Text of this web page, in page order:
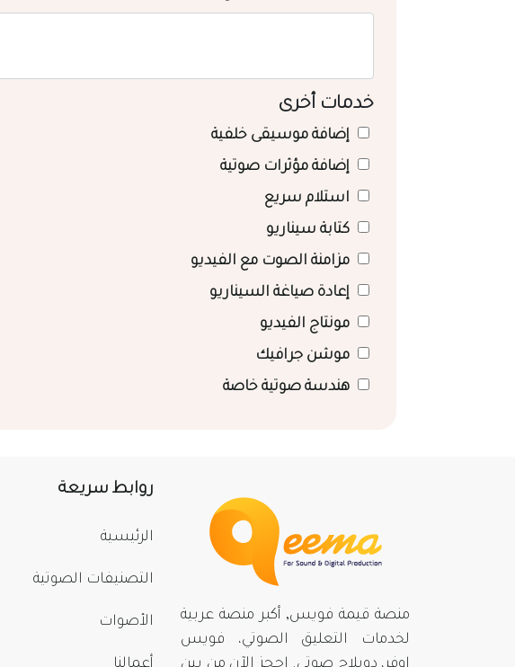
خدمات أخرى
إضافة موسيقى خلفية
إضافة مؤثرات صوتية
استلام سريع
كتابة سيناريو
مزامنة الصوت مع الفيديو
إعادة صياغة السيناريو
مونتاج الفيديو
موشن جرافيك
هندسة صوتية خاصة
منصة قيمة فويس, أكبر منصة عربية
لخدمات التعليق الصوتي، فويس
روابط سريعة
الرئيسية
التصنيفات الصوتية
الأصوات